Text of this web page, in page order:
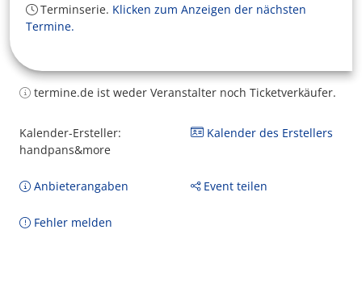
Terminserie. Klicken zum Anzeigen der nächsten
Termine.
termine.de ist weder Veranstalter noch Ticketverkäufer.
Kalender-Ersteller:
handpans&more
Kalender des Erstellers
Anbieterangaben Event teilen
Fehler melden